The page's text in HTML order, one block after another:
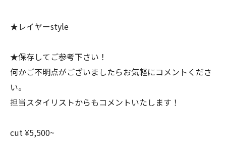
★レイヤーstyle
★保存してご参考下さい！
何かご不明点がございましたらお気軽にコメントくださ
い。
担当スタイリストからもコメントいたします！
cut ¥5,500~